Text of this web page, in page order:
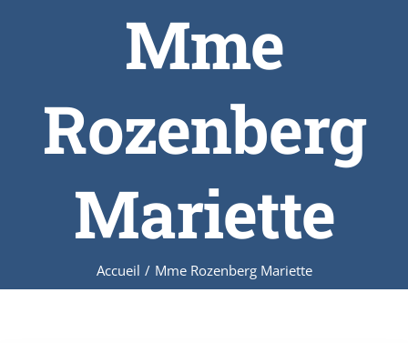
Mme
Rozenberg
Mariette
Accueil / Mme Rozenberg Mariette